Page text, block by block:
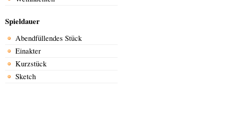
Spieldauer
Abendfüllendes Stück
Einakter
Kurzstück
Sketch